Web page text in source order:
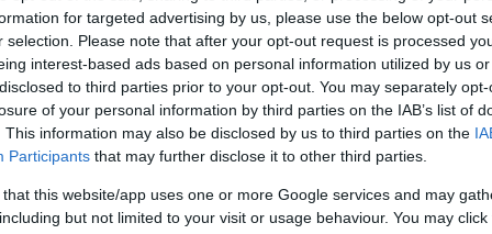
for targeted advertising by us, please use the below opt-out
selection. Please note that after your opt-out request is processed
interest-based ads based on personal information utilized by us
to third parties prior to your opt-out. You may separately
of your personal information by third parties on the IAB’s list of
This information may also be disclosed by us to third parties on the
Participants that may further disclose it to other third parties.
this website/app uses one or more Google services and may
but not limited to your visit or usage behaviour. You may
di piccola rete, quindi, che sembra più
del pesce azzurro che costa meno,
rosolarlo, imbrogliarlo, trattarlo
un piatto povero, ma non certamente di
possono preparare anche le sarde, purché